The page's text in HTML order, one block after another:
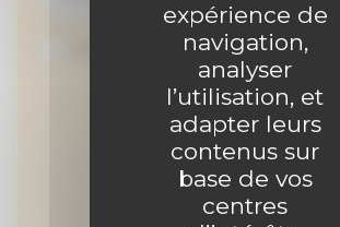
expérience de
navigation,
analyser
l’utilisation, et
adapter leurs
contenus sur
base de vos
centres
Je suis abonné au site